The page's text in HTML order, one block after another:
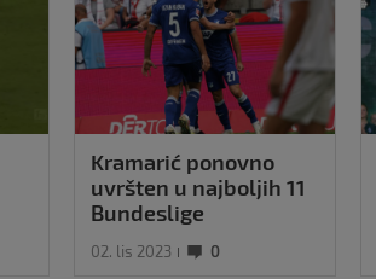
Kramarić ponovno
uvršten u najboljih 11
Bundeslige
02. lis 2023 0